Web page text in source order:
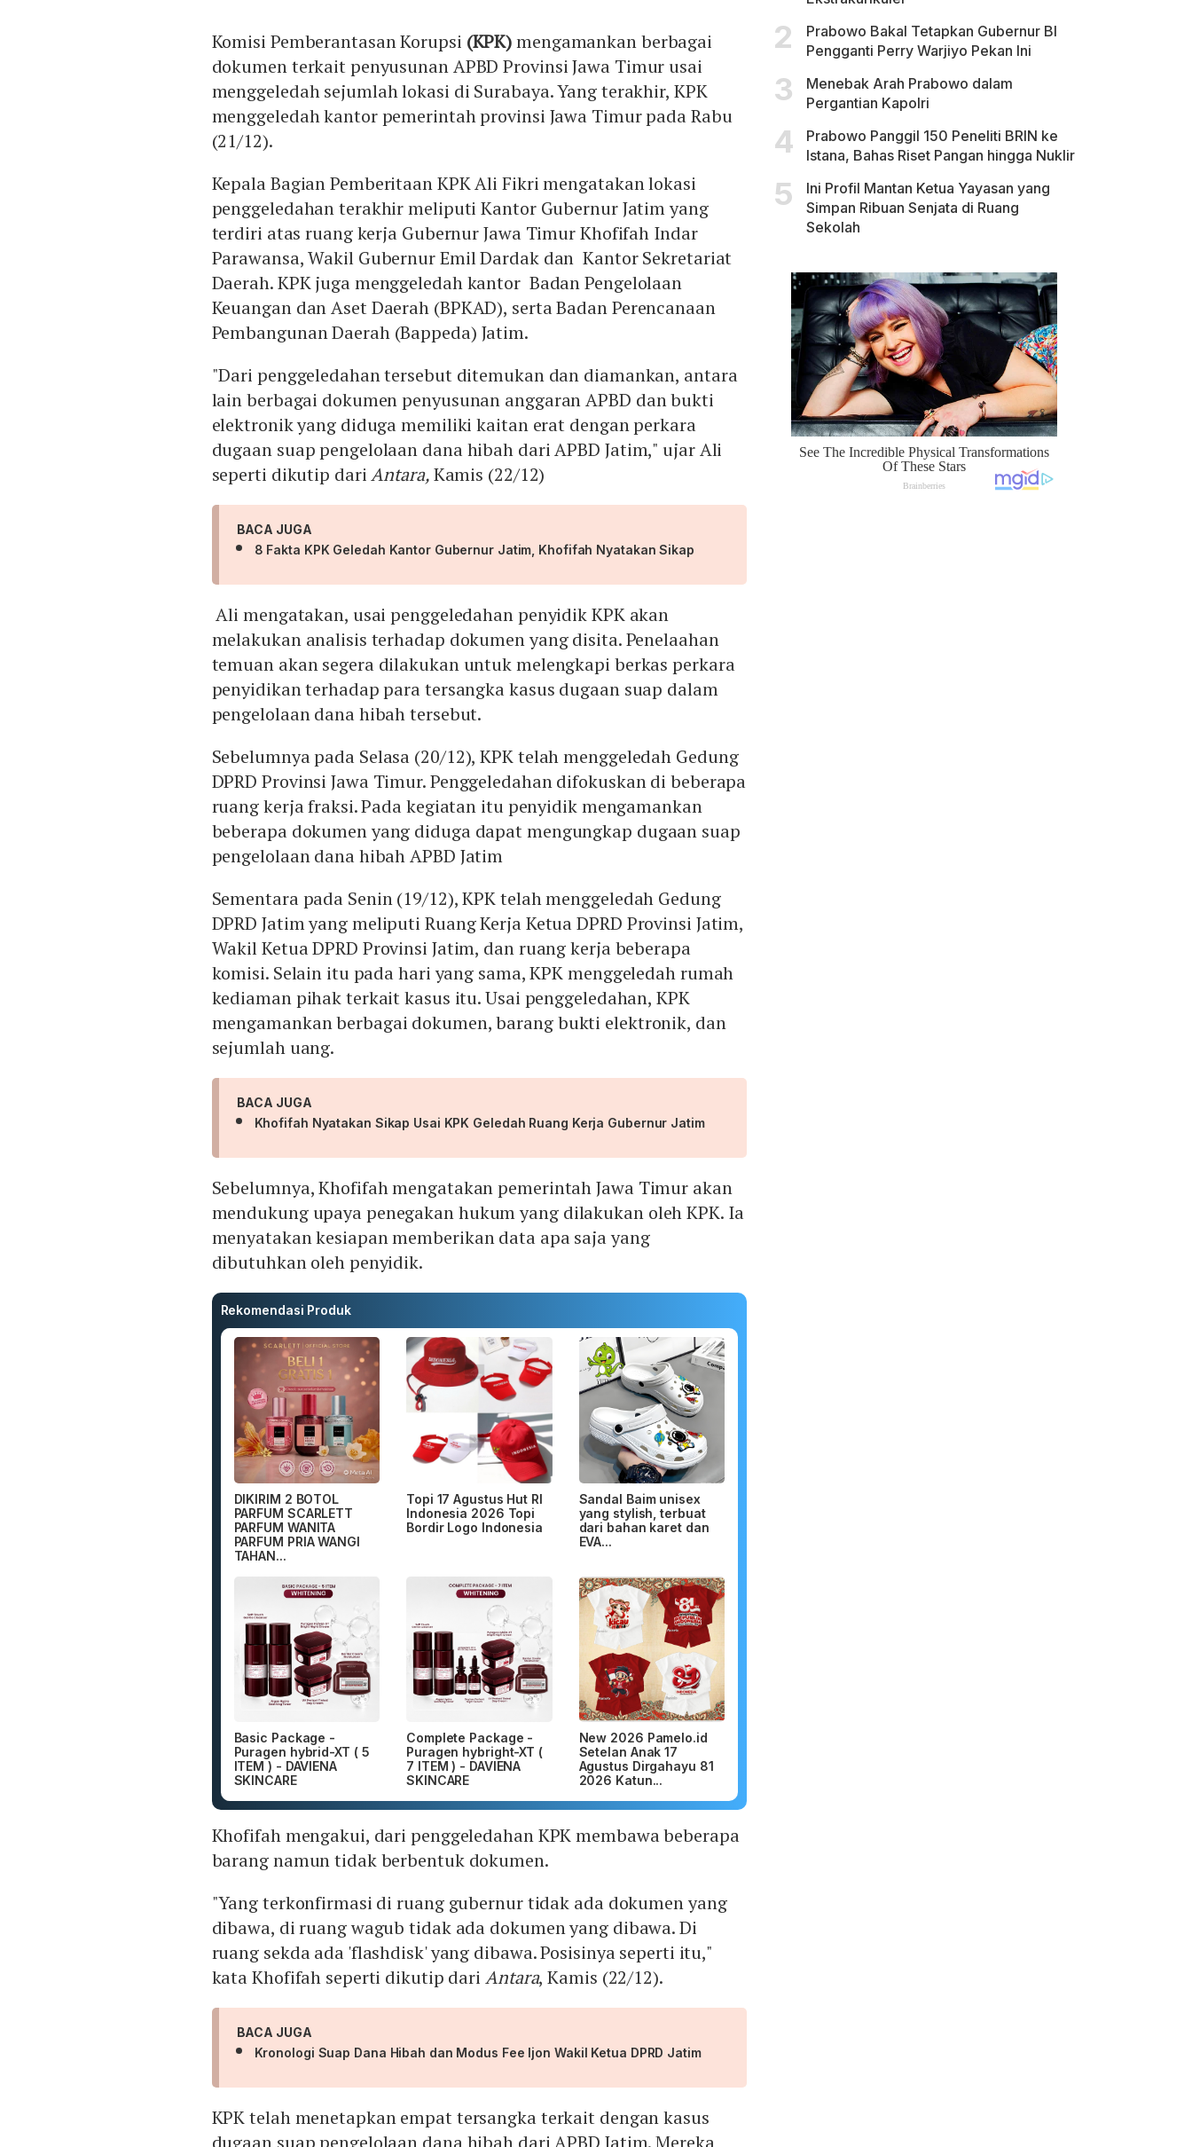
Komisi Pemberantasan Korupsi (KPK)mengamankan berbagai
dokumen terkait penyusunan APBD Provinsi Jawa Timur usai
menggeledah sejumlah lokasi di Surabaya. Yang terakhir, KPK
menggeledah kantor pemerintah provinsi Jawa Timur pada Rabu
(21/12).
Kepala Bagian Pemberitaan KPK Ali Fikri mengatakan lokasi
penggeledahan terakhir meliputi Kantor Gubernur Jatim yang
terdiri atas ruang kerja Gubernur Jawa Timur Khofifah Indar
Parawansa, Wakil Gubernur Emil Dardak dan Kantor Sekretariat
Daerah. KPK juga menggeledah kantor Badan Pengelolaan
Keuangan dan Aset Daerah (BPKAD), serta Badan Perencanaan
Pembangunan Daerah (Bappeda) Jatim.
"Dari penggeledahan tersebut ditemukan dan diamankan, antara
lain berbagai dokumen penyusunan anggaran APBD dan bukti
elektronik yang diduga memiliki kaitan erat dengan perkara
dugaan suap pengelolaan dana hibah dari APBD Jatim," ujar Ali
seperti dikutip dariAntara,Kamis (22/12)
BACA JUGA
8 Fakta KPK Geledah Kantor Gubernur Jatim, Khofifah Nyatakan Sikap
Ali mengatakan, usai penggeledahan penyidik KPK akan
melakukan analisis terhadap dokumen yang disita. Penelaahan
temuan akan segera dilakukan untuk melengkapi berkas perkara
penyidikan terhadap para tersangka kasus dugaan suap dalam
pengelolaan dana hibah tersebut.
Sebelumnya pada Selasa (20/12), KPK telah menggeledah Gedung
DPRD Provinsi Jawa Timur. Penggeledahan difokuskan di beberapa
ruang kerja fraksi. Pada kegiatan itu penyidik mengamankan
beberapa dokumen yang diduga dapat mengungkap dugaan suap
pengelolaan dana hibah APBD Jatim
Sementara pada Senin (19/12), KPK telah menggeledah Gedung
DPRD Jatim yang meliputi Ruang Kerja Ketua DPRD Provinsi Jatim,
Wakil Ketua DPRD Provinsi Jatim, dan ruang kerja beberapa
komisi. Selain itu pada hari yang sama, KPK menggeledah rumah
kediaman pihak terkait kasus itu. Usai penggeledahan, KPK
mengamankan berbagai dokumen, barang bukti elektronik, dan
sejumlah uang.
BACA JUGA
Khofifah Nyatakan Sikap Usai KPK Geledah Ruang Kerja Gubernur Jatim
Sebelumnya, Khofifah mengatakan pemerintah Jawa Timur akan
mendukung upaya penegakan hukum yang dilakukan oleh KPK. Ia
menyatakan kesiapan memberikan data apa saja yang
dibutuhkan oleh penyidik.
Rekomendasi Produk
DIKIRIM 2 BOTOL
PARFUM SCARLETT
PARFUM WANITA
PARFUM PRIA WANGI
TAHAN...
Topi 17 Agustus Hut RI
Indonesia 2026 Topi
Bordir Logo Indonesia
Sandal Baim unisex
yang stylish, terbuat
dari bahan karet dan
EVA...
Basic Package -
Puragen hybrid-XT ( 5
ITEM ) - DAVIENA
SKINCARE
Complete Package -
Puragen hybright-XT (
7 ITEM ) - DAVIENA
SKINCARE
New 2026 Pamelo.id
Setelan Anak 17
Agustus Dirgahayu 81
2026 Katun...
Khofifah mengakui, dari penggeledahan KPK membawa beberapa
barang namun tidak berbentuk dokumen.
"Yang terkonfirmasi di ruang gubernur tidak ada dokumen yang
dibawa, di ruang wagub tidak ada dokumen yang dibawa. Di
ruang sekda ada 'flashdisk' yang dibawa. Posisinya seperti itu,"
kata Khofifah seperti dikutip dari Antara, Kamis (22/12).
BACA JUGA
Kronologi Suap Dana Hibah dan Modus Fee Ijon Wakil Ketua DPRD Jatim
KPK telah menetapkan empat tersangka terkait dengan kasus
Prabowo Bakal Tetapkan Gubernur BI
Pengganti Perry Warjiyo Pekan Ini
Menebak Arah Prabowo dalam
Pergantian Kapolri
Prabowo Panggil 150 Peneliti BRIN ke
Istana, Bahas Riset Pangan hingga Nuklir
Ini Profil Mantan Ketua Yayasan yang
Simpan Ribuan Senjata di Ruang
Sekolah